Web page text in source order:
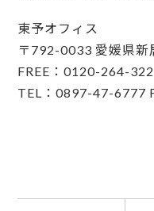
東予オフィス
〒792-0033 愛媛県
FREE：0120-264-322
TEL：0897-47-6777